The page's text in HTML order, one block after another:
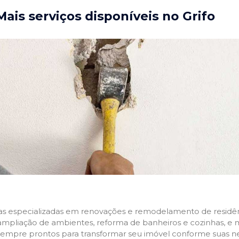
serviços disponíveis no Grifo
especializadas em renovações e remodelamento de
de ambientes, reforma de banheiros e cozinhas, e
prontos para transformar seu imóvel conforme suas